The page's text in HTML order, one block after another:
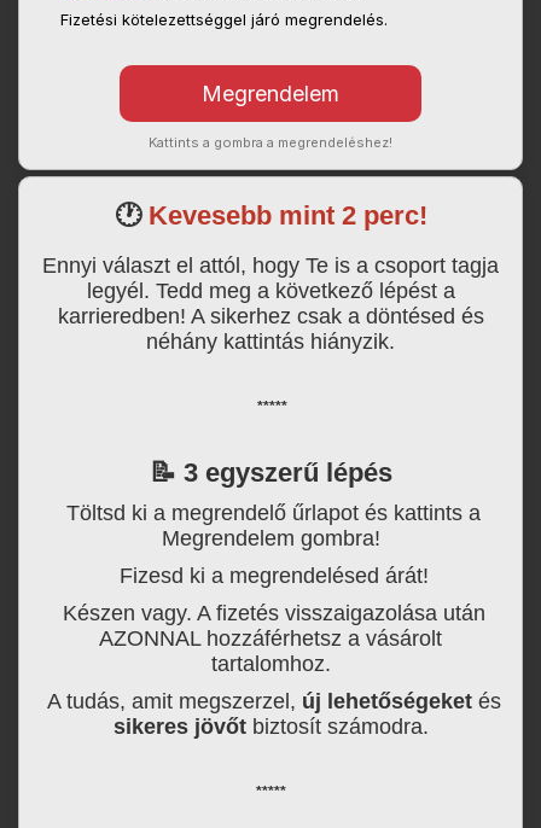
Fizetési kötelezettséggel járó megrendelés.
Kattints a gombra a megrendeléshez!
🕐 Kevesebb mint 2 perc!
Ennyi választ el attól, hogy Te is a csoport tagja
legyél. Tedd meg a következő lépést a
karrieredben! A sikerhez csak a döntésed és
néhány kattintás hiányzik.
*****
📝 3 egyszerű lépés
Töltsd ki a megrendelő űrlapot és kattints a
Megrendelem gombra!
Fizesd ki a megrendelésed árát!
Készen vagy. A fizetés visszaigazolása után
AZONNAL hozzáférhetsz a vásárolt
tartalomhoz.
A tudás, amit megszerzel, új lehetőségeketés
sikeres jövőtbiztosít számodra.
*****